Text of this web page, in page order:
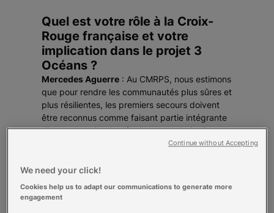
Quel est votre rôle à la Croix-
Rouge française et votre
implication dans le projet 3
Océans ?
Mercedes Aguerre : Au CMRPS, nous estimons
que pour rendre les communautés plus sûres et
plus résilientes, les premiers secours doivent
être reconnus comme faisant partie intégrante
d’une approche de développement plus large.
C’est pourquoi mon rôle et celui de l’équipe plus
collaboration avec les Croix-Rouge et
Croissant-Rouge du Mouvement afin de faciliter
le partage des connaissances entre elles et
We need your click!
Cookies help us to adapt our communications to generate more
engagement
Continue without Accepting